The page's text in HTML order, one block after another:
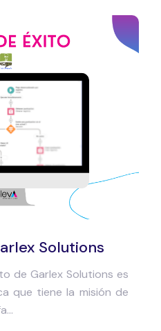
Solutions
de Garlex Solutions es
que tiene la misión de